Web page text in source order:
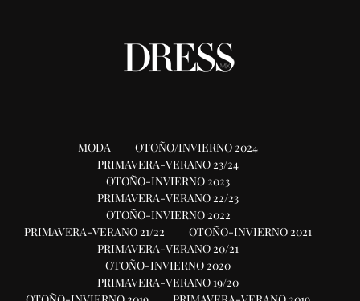
MODA
OTOÑO/INVIERNO 2024
PRIMAVERA-VERANO 23/24
OTOÑO-INVIERNO 2023
PRIMAVERA-VERANO 22/23
OTOÑO-INVIERNO 2022
PRIMAVERA-VERANO 21/22
OTOÑO-INVIERNO 2021
PRIMAVERA-VERANO 20/21
OTOÑO-INVIERNO 2020
PRIMAVERA-VERANO 19/20